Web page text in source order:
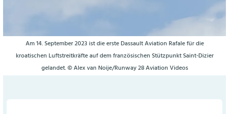
Am 14. September 2023 ist die erste Dassault Aviation Rafale für die
kroatischen Luftstreitkräfte auf dem französischen Stützpunkt Saint-Dizier
gelandet. © Alex van Noije/Runway 28 Aviation Videos